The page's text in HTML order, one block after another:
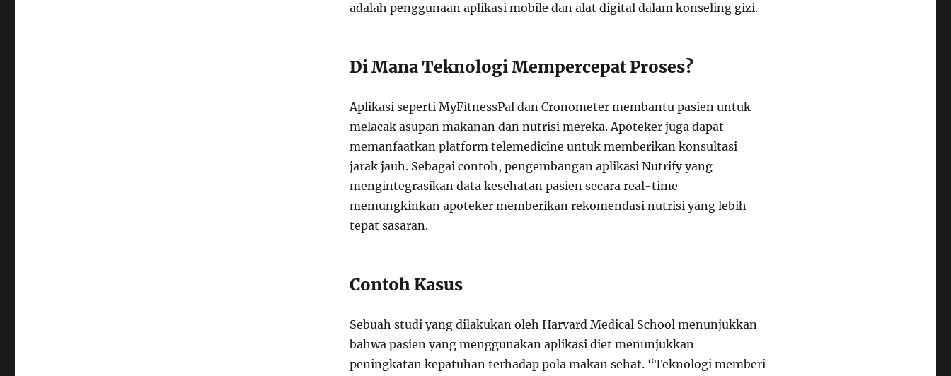
adalah penggunaan aplikasi mobile dan alat digital dalam konseling gizi.
Di Mana Teknologi Mempercepat Proses?
Aplikasi seperti MyFitnessPal dan Cronometer membantu pasien untuk
melacak asupan makanan dan nutrisi mereka. Apoteker juga dapat
memanfaatkan platform telemedicine untuk memberikan konsultasi
jarak jauh. Sebagai contoh, pengembangan aplikasi Nutrify yang
mengintegrasikan data kesehatan pasien secara real-time
memungkinkan apoteker memberikan rekomendasi nutrisi yang lebih
tepat sasaran.
Contoh Kasus
Sebuah studi yang dilakukan oleh Harvard Medical School menunjukkan
bahwa pasien yang menggunakan aplikasi diet menunjukkan
peningkatan kepatuhan terhadap pola makan sehat. “Teknologi memberi